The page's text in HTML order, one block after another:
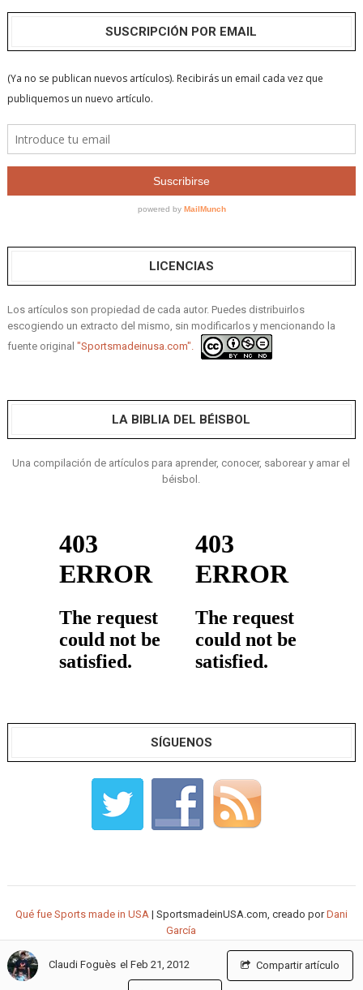
Claudi Foguès el Feb 21, 2012 Compartir artículo
SUSCRIPCIÓN POR EMAIL
LICENCIAS
Los artículos son propiedad de cada autor. Puedes distribuirlos
escogiendo un extracto del mismo, sin modificarlos y mencionando la
fuente original "Sportsmadeinusa.com".
LA BIBLIA DEL BÉISBOL
Una compilación de artículos para aprender, conocer, saborear y amar el
béisbol.
SÍGUENOS
Qué fue Sports made in USA| SportsmadeinUSA.com, creado porDani
García